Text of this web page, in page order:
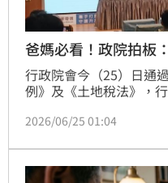
爸媽必看！政院拍板
行政院會今（25）日通
例》及《土地稅法》，
未成年子女免稅額增加
持有的全國單一自住房
房屋稅與地價稅。
2026/06/25 01:04